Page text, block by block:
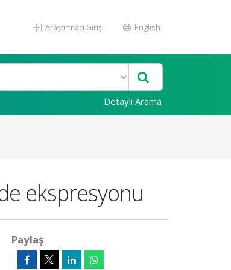
Araştırmacı Girişi English
Detaylı Arama
ekspresyonu
Paylaş